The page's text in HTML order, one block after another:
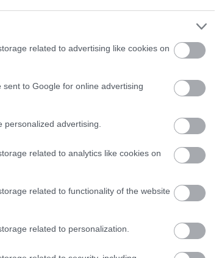
related to advertising like cookies on
to Google for online advertising
advertising.
related to analytics like cookies on
related to functionality of the website
related to personalization.
A
Altay